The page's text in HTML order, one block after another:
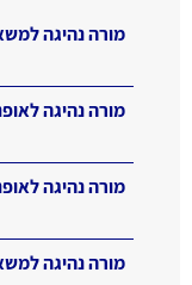
מורה נהיגה
מורה נהיגה
מורה נהיגה
מורה נהיגה